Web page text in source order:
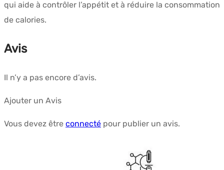
qui aide à contrôler l’appétit et à réduire la consommation
de calories.
Avis
Il n’y a pas encore d’avis.
Ajouter un Avis
Vous devez être connecté pour publier un avis.